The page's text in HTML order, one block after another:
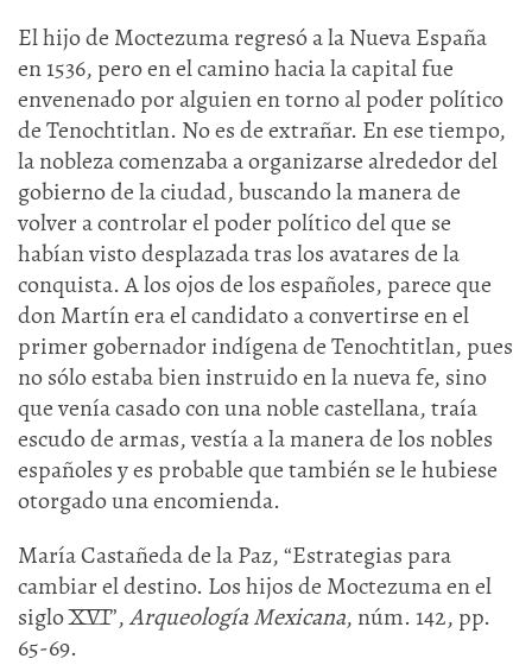
El hijo de Moctezuma regresó a la Nueva España
en 1536, pero en el camino hacia la capital fue
envenenado por alguien en torno al poder político
de Tenochtitlan. No es de extrañar. En ese tiempo,
la nobleza comenzaba a organizarse alrededor del
gobierno de la ciudad, buscando la manera de
volver a controlar el poder político del que se
habían visto desplazada tras los avatares de la
conquista. A los ojos de los españoles, parece que
don Martín era el candidato a convertirse en el
primer gobernador indígena de Tenochtitlan, pues
no sólo estaba bien instruido en la nueva fe, sino
que venía casado con una noble castellana, traía
escudo de armas, vestía a la manera de los nobles
españoles y es probable que también se le hubiese
otorgado una encomienda.
María Castañeda de la Paz, “Estrategias para
cambiar el destino. Los hijos de Moctezuma en el
siglo XVI”,Arqueología Mexicana, núm. 142, pp.
65-69.